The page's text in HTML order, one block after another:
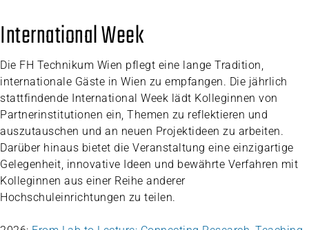
International Week
Die FH Technikum Wien pflegt eine lange Tradition,
internationale Gäste in Wien zu empfangen. Die jährlich
stattfindende International Week lädt Kolleginnen von
Partnerinstitutionen ein, Themen zu reflektieren und
auszutauschen und an neuen Projektideen zu arbeiten.
Darüber hinaus bietet die Veranstaltung eine einzigartige
Gelegenheit, innovative Ideen und bewährte Verfahren mit
Kolleginnen aus einer Reihe anderer
Hochschuleinrichtungen zu teilen.